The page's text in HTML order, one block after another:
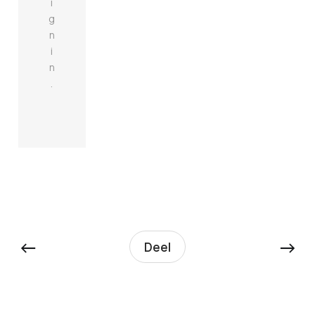
i
g
n
i
n
.
← Deel →